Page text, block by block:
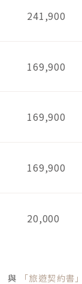
241,900
169,900
169,900
169,900
20,000
與 「旅遊契約書」